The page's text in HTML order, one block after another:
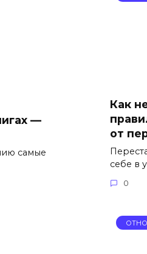
—
самые
Как
от
себе в
0